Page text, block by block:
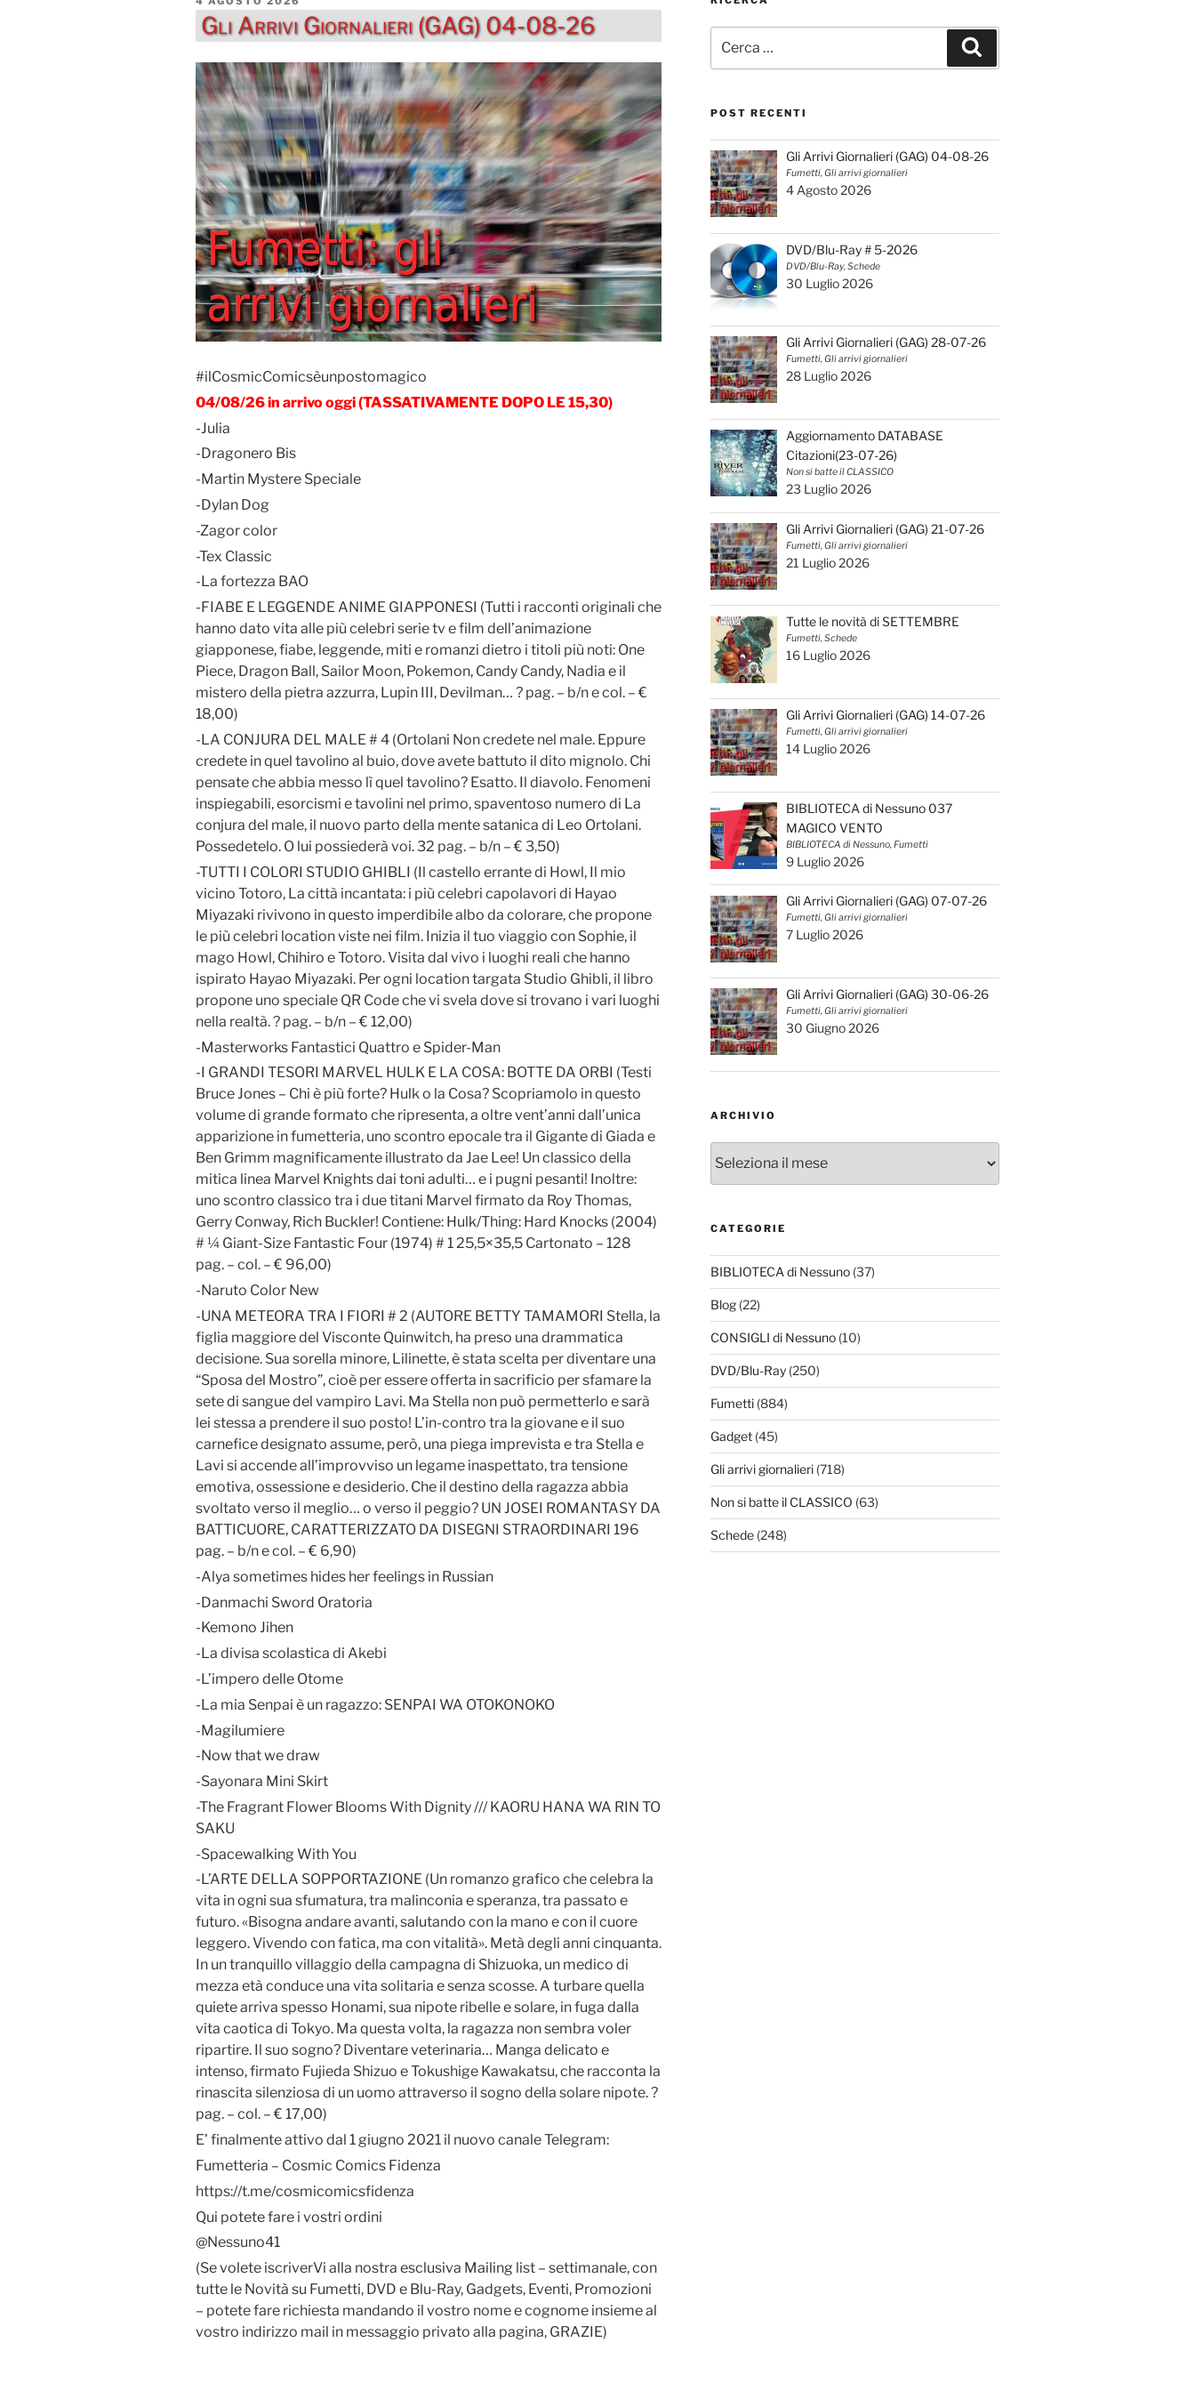
ILGli Arrivi Giornalieri (GAG) 04-08-26
#ilCosmicComicsèunpostomagico
04/08/26 in arrivo oggi (TASSATIVAMENTE DOPO LE 15,30)
-Julia
-Dragonero Bis
-Martin Mystere Speciale
-Dylan Dog
-Zagor color
-Tex Classic
-La fortezza BAO
-FIABE E LEGGENDE ANIME GIAPPONESI (Tutti i racconti originali che
hanno dato vita alle più celebri serie tv e film dell’animazione
giapponese, fiabe, leggende, miti e romanzi dietro i titoli più noti: One
Piece, Dragon Ball, Sailor Moon, Pokemon, Candy Candy, Nadia e il
mistero della pietra azzurra, Lupin III, Devilman… ? pag. – b/n e col. – €
18,00)
-LA CONJURA DEL MALE # 4 (Ortolani Non credete nel male. Eppure
credete in quel tavolino al buio, dove avete battuto il dito mignolo. Chi
pensate che abbia messo lì quel tavolino? Esatto. Il diavolo. Fenomeni
inspiegabili, esorcismi e tavolini nel primo, spaventoso numero di La
conjura del male, il nuovo parto della mente satanica di Leo Ortolani.
Possedetelo. O lui possiederà voi. 32 pag. – b/n – € 3,50)
-TUTTI I COLORI STUDIO GHIBLI (Il castello errante di Howl, Il mio
vicino Totoro, La città incantata: i più celebri capolavori di Hayao
Miyazaki rivivono in questo imperdibile albo da colorare, che propone
le più celebri location viste nei film. Inizia il tuo viaggio con Sophie, il
mago Howl, Chihiro e Totoro. Visita dal vivo i luoghi reali che hanno
ispirato Hayao Miyazaki. Per ogni location targata Studio Ghibli, il libro
propone uno speciale QR Code che vi svela dove si trovano i vari luoghi
nella realtà. ? pag. – b/n – € 12,00)
-Masterworks Fantastici Quattro e Spider-Man
-I GRANDI TESORI MARVEL HULK E LA COSA: BOTTE DA ORBI (Testi
Bruce Jones – Chi è più forte? Hulk o la Cosa? Scopriamolo in questo
volume di grande formato che ripresenta, a oltre vent’anni dall’unica
apparizione in fumetteria, uno scontro epocale tra il Gigante di Giada e
Ben Grimm magnificamente illustrato da Jae Lee! Un classico della
mitica linea Marvel Knights dai toni adulti… e i pugni pesanti! Inoltre:
uno scontro classico tra i due titani Marvel firmato da Roy Thomas,
Gerry Conway, Rich Buckler! Contiene: Hulk/Thing: Hard Knocks (2004)
# ¼ Giant-Size Fantastic Four (1974) # 1 25,5×35,5 Cartonato – 128
pag. – col. – € 96,00)
-Naruto Color New
-UNA METEORA TRA I FIORI # 2 (AUTORE BETTY TAMAMORI Stella, la
figlia maggiore del Visconte Quinwitch, ha preso una drammatica
decisione. Sua sorella minore, Lilinette, è stata scelta per diventare una
“Sposa del Mostro”, cioè per essere offerta in sacrificio per sfamare la
sete di sangue del vampiro Lavi. Ma Stella non può permetterlo e sarà
lei stessa a prendere il suo posto! L’in-contro tra la giovane e il suo
carnefice designato assume, però, una piega imprevista e tra Stella e
Lavi si accende all’improvviso un legame inaspettato, tra tensione
emotiva, ossessione e desiderio. Che il destino della ragazza abbia
svoltato verso il meglio… o verso il peggio? UN JOSEI ROMANTASY DA
BATTICUORE, CARATTERIZZATO DA DISEGNI STRAORDINARI 196
pag. – b/n e col. – € 6,90)
-Alya sometimes hides her feelings in Russian
-Danmachi Sword Oratoria
-Kemono Jihen
-La divisa scolastica di Akebi
-L’impero delle Otome
-La mia Senpai è un ragazzo: SENPAI WA OTOKONOKO
-Magilumiere
-Now that we draw
-Sayonara Mini Skirt
-The Fragrant Flower Blooms With Dignity /// KAORU HANA WA RIN TO
SAKU
-Spacewalking With You
-L’ARTE DELLA SOPPORTAZIONE (Un romanzo grafico che celebra la
vita in ogni sua sfumatura, tra malinconia e speranza, tra passato e
futuro. «Bisogna andare avanti, salutando con la mano e con il cuore
leggero. Vivendo con fatica, ma con vitalità». Metà degli anni cinquanta.
In un tranquillo villaggio della campagna di Shizuoka, un medico di
mezza età conduce una vita solitaria e senza scosse. A turbare quella
quiete arriva spesso Honami, sua nipote ribelle e solare, in fuga dalla
vita caotica di Tokyo. Ma questa volta, la ragazza non sembra voler
ripartire. Il suo sogno? Diventare veterinaria… Manga delicato e
intenso, firmato Fujieda Shizuo e Tokushige Kawakatsu, che racconta la
rinascita silenziosa di un uomo attraverso il sogno della solare nipote. ?
pag. – col. – € 17,00)
E’ finalmente attivo dal 1 giugno 2021 il nuovo canale Telegram:
Fumetteria – Cosmic Comics Fidenza
https://t.me/cosmicomicsfidenza
Qui potete fare i vostri ordini
@Nessuno41
(Se volete iscriverVi alla nostra esclusiva Mailing list – settimanale, con
tutte le Novità su Fumetti, DVD e Blu-Ray, Gadgets, Eventi, Promozioni
– potete fare richiesta mandando il vostro nome e cognome insieme al
vostro indirizzo mail in messaggio privato alla pagina, GRAZIE)
POST RECENTI
Gli Arrivi Giornalieri (GAG) 04-08-26
Fumetti, Gli arrivi giornalieri
4 Agosto 2026
DVD/Blu-Ray # 5-2026
DVD/Blu-Ray, Schede
30 Luglio 2026
Gli Arrivi Giornalieri (GAG) 28-07-26
Fumetti, Gli arrivi giornalieri
28 Luglio 2026
Aggiornamento DATABASE
Citazioni(23-07-26)
Non si batte il CLASSICO
23 Luglio 2026
Gli Arrivi Giornalieri (GAG) 21-07-26
Fumetti, Gli arrivi giornalieri
21 Luglio 2026
Tutte le novità di SETTEMBRE
Fumetti, Schede
16 Luglio 2026
Gli Arrivi Giornalieri (GAG) 14-07-26
Fumetti, Gli arrivi giornalieri
14 Luglio 2026
BIBLIOTECA di Nessuno 037
MAGICO VENTO
BIBLIOTECA di Nessuno, Fumetti
9 Luglio 2026
Gli Arrivi Giornalieri (GAG) 07-07-26
Fumetti, Gli arrivi giornalieri
7 Luglio 2026
Gli Arrivi Giornalieri (GAG) 30-06-26
Fumetti, Gli arrivi giornalieri
30 Giugno 2026
ARCHIVIO
CATEGORIE
BIBLIOTECA di Nessuno(37)
Blog(22)
CONSIGLI di Nessuno(10)
DVD/Blu-Ray(250)
Fumetti(884)
Gadget(45)
Gli arrivi giornalieri(718)
Non si batte il CLASSICO (63)
Schede(248)